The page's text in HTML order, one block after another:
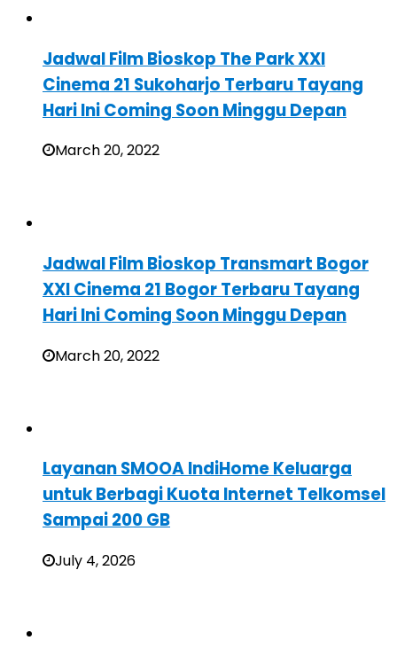
Jadwal Film Bioskop The Park XXI
Cinema 21 Sukoharjo Terbaru Tayang
Hari Ini Coming Soon Minggu Depan
March 20, 2022
Jadwal Film Bioskop Transmart Bogor
XXI Cinema 21 Bogor Terbaru Tayang
Hari Ini Coming Soon Minggu Depan
March 20, 2022
Layanan SMOOA IndiHome Keluarga
untuk Berbagi Kuota Internet Telkomsel
Sampai 200 GB
July 4, 2026